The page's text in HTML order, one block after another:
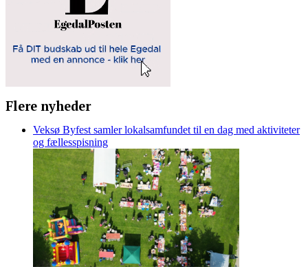
Flere nyheder
Veksø Byfest samler lokalsamfundet til en dag med aktiviteter
og fællesspisning